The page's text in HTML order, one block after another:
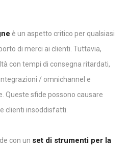
è un aspetto critico per qualsiasi
di merci ai clienti. Tuttavia,
con tempi di consegna ritardati,
/ omnichannel e
Queste sfide possono causare
clienti insoddisfatti.
con un set di strumenti per la